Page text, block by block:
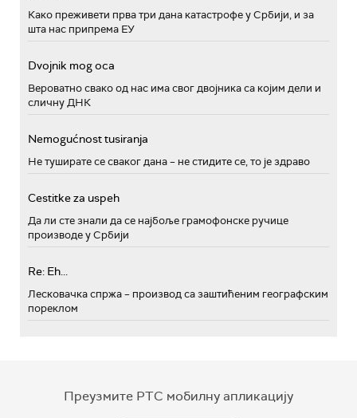
Како преживети прва три дана катастрофе у Србији, и за
шта нас припрема ЕУ
Dvojnik mog oca
Вероватно свако од нас има свог двојника са којим дели и
сличну ДНК
Nemogućnost tusiranja
Не туширате се сваког дана – не стидите се, то је здраво
Cestitke za uspeh
Да ли сте знали да се најбоље грамофонске ручице
производе у Србији
Re: Eh...
Лесковачка спржа – производ са заштићеним географским
пореклом
Преузмите РТС мобилну апликацију